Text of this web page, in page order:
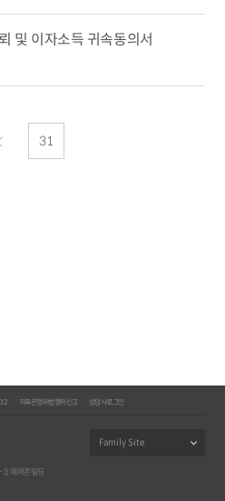
및 이자소득 귀속동의서
31
저축은행위법행위신고 상담사로그인
페퍼존빌딩